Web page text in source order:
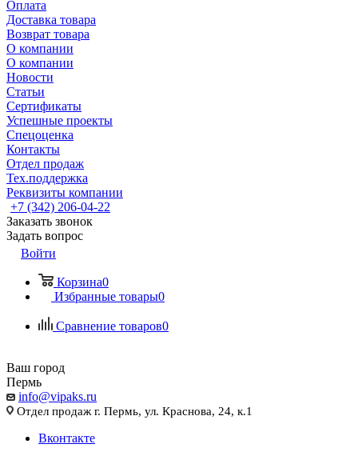
Оплата
Доставка товара
Возврат товара
О компании
О компании
Новости
Статьи
Сертификаты
Успешные проекты
Спецоценка
Контакты
Отдел продаж
Тех.поддержка
Реквизиты компании
+7 (342) 206-04-22
Заказать звонок
Задать вопрос
Войти
Корзина0
Избранные товары0
Сравнение товаров0
Ваш город
Пермь
info@vipaks.ru
Отдел продаж г. Пермь, ул. Краснова, 24, к.1
Вконтакте